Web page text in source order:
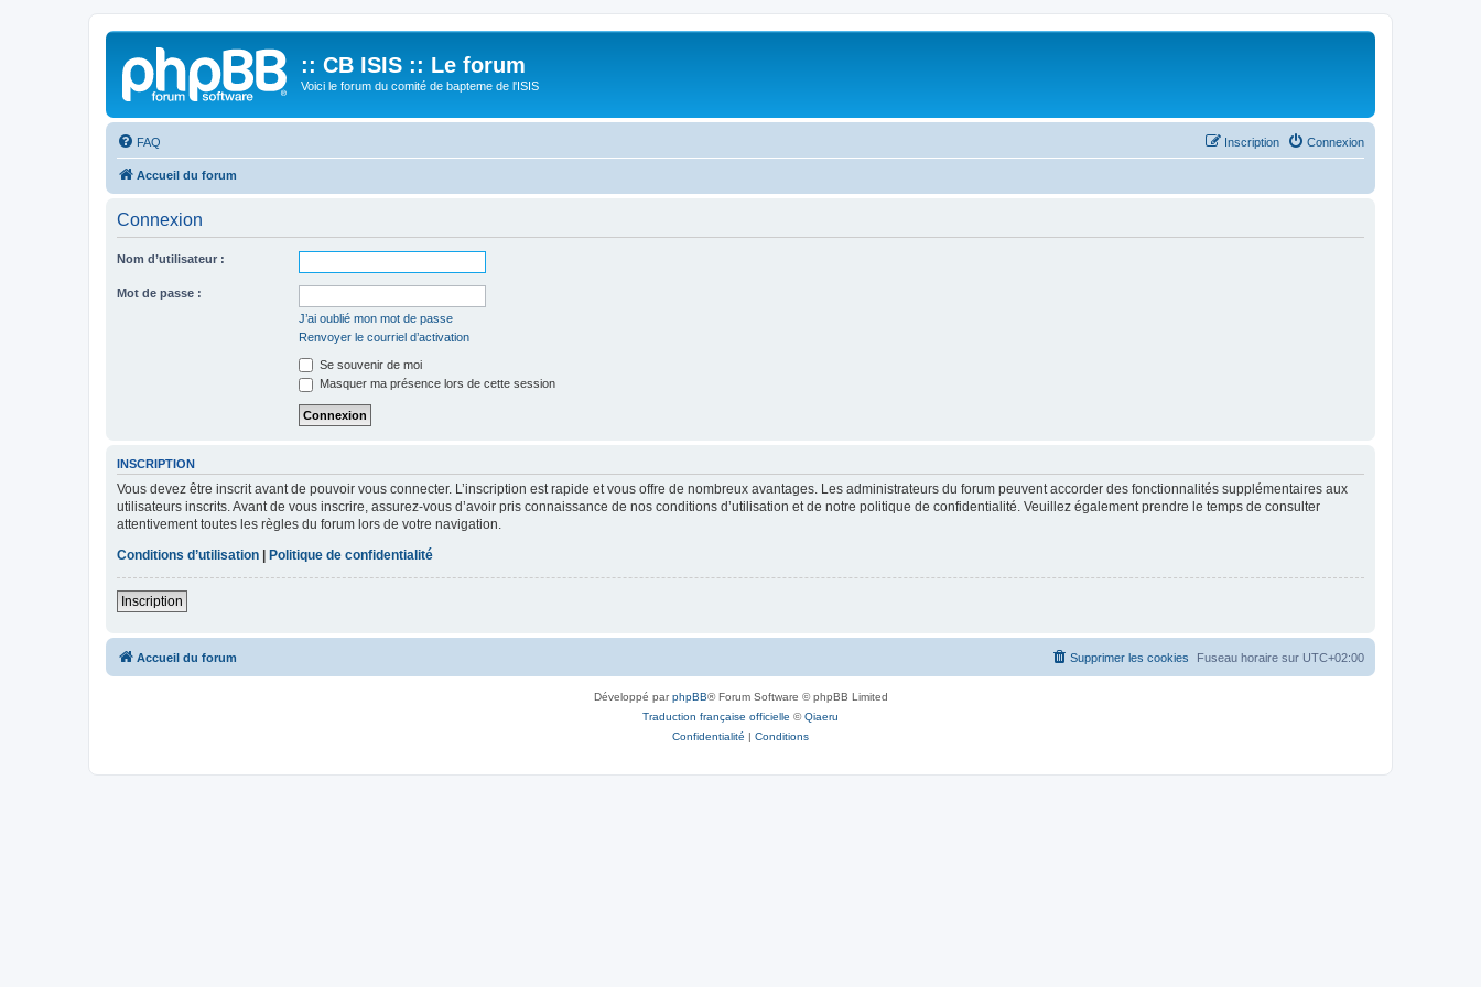
:: CB ISIS :: Le forum
Voici le forum du comité de bapteme de l'ISIS
FAQ Connexion
Inscription
Accueil du forum
Connexion
Nom d’utilisateur :
Mot de passe :
J’ai oublié mon mot de passe
Renvoyer le courriel d’activation
Se souvenir de moi
Masquer ma présence lors de cette session
INSCRIPTION
Vous devez être inscrit avant de pouvoir vous connecter. L’inscription est rapide et vous offre de nombreux avantages. Les administrateurs du forum peuvent accorder des fonctionnalités supplémentaires aux
utilisateurs inscrits. Avant de vous inscrire, assurez-vous d’avoir pris connaissance de nos conditions d’utilisation et de notre politique de confidentialité. Veuillez également prendre le temps de consulter
attentivement toutes les règles du forum lors de votre navigation.
Conditions d’utilisation
Politique de confidentialité
Inscription
Accueil du forum Fuseau horaire sur UTC+02:00
Supprimer les cookies
Développé parphpBB® Forum Software © phpBB Limited
Traduction française officielle ©Qiaeru
Confidentialité | Conditions